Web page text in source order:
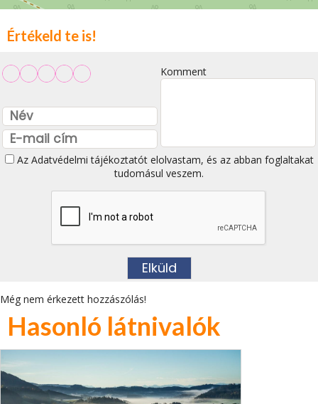
Értékeld te is!
Komment
Az Adatvédelmi tájékoztatótelolvastam, és az abban foglaltakat
tudomásul veszem.
Még nem érkezett hozzászólás!
Hasonló látnivalók